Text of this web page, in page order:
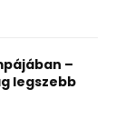
R
–
legszebb